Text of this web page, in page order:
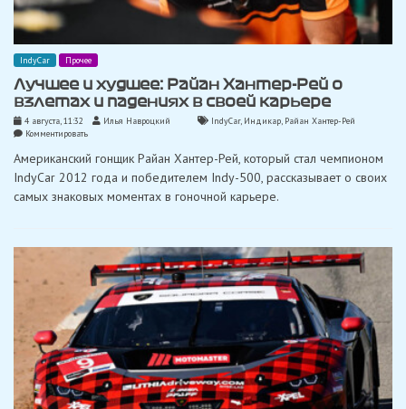
IndyCar Прочее
Лучшее и худшее: Райан Хантер-Рей о
взлетах и ​​падениях в своей карьере
4 августа, 11:32 Илья Навроцкий IndyCar, Индикар, Райан Хантер-Рей
Комментироватьon
и
Райан
Хантер-
и
падениях
в
своей
карьере
Американский гонщик Райан Хантер-Рей, который стал чемпионом
IndyCar 2012 года и победителем Indy-500, рассказывает о своих
самых знаковых моментах в гоночной карьере.